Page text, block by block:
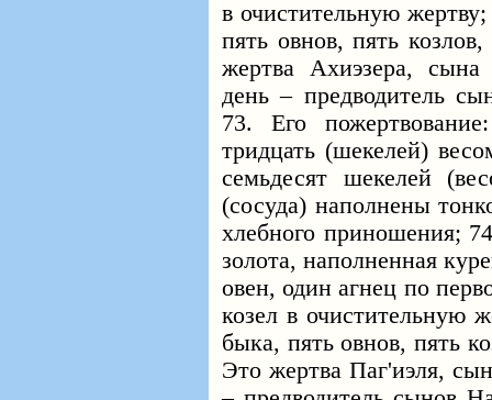
в очистительную
пять овнов, пять
жертва Ахиэзера,
день – предводитель
73. Его
тридцать (шекелей)
семьдесят шекелей
(сосуда) наполнены
хлебного приношения;
золота, наполненная
овен, один агнец по
козел в очистительную
быка, пять овнов, пять
Это жертва Паг'иэля,